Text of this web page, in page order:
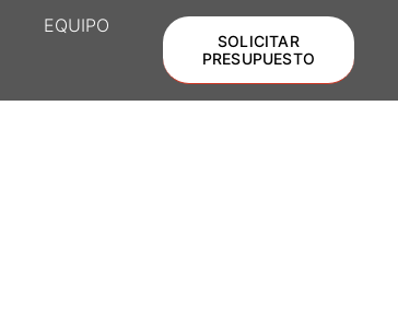
EQUIPO
SOLICITAR
PRESUPUESTO